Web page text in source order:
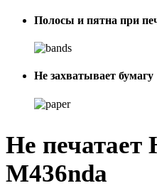
Полосы и пятна при
Не захватывает бумагу
Не печатает
M436nda